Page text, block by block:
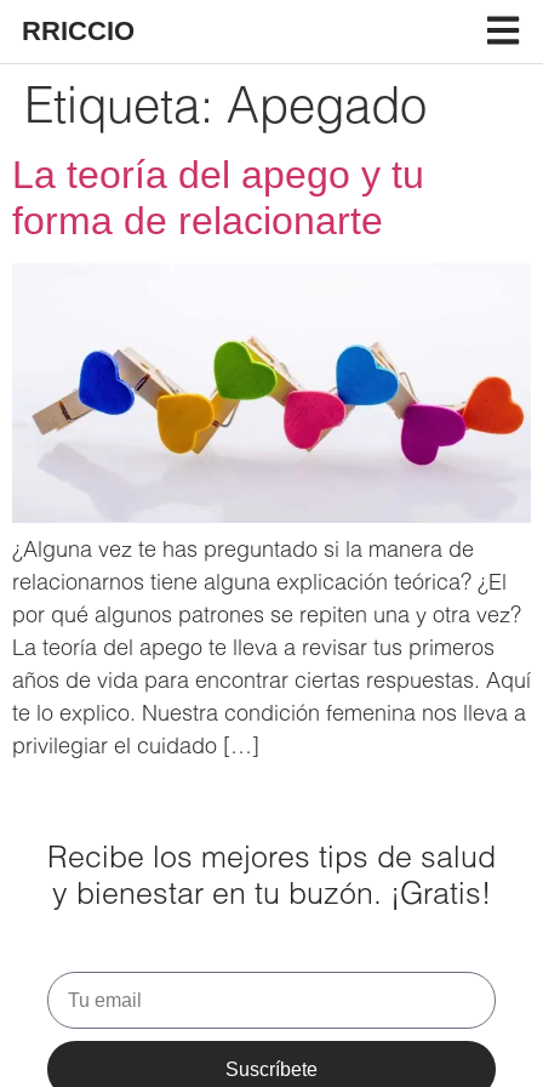
RRICCIO
Etiqueta: Apegado
La teoría del apego y tu
forma de relacionarte
¿Alguna vez te has preguntado si la manera de
relacionarnos tiene alguna explicación teórica? ¿El
por qué algunos patrones se repiten una y otra vez?
La teoría del apego te lleva a revisar tus primeros
años de vida para encontrar ciertas respuestas. Aquí
te lo explico. Nuestra condición femenina nos lleva a
privilegiar el cuidado […]
Recibe los mejores tips de salud
y bienestar en tu buzón. ¡Gratis!
Suscríbete